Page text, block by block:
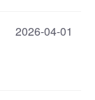
2026-04-01